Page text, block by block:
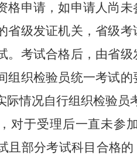
格申请 ，如申请人尚未
省级发证机关 ，省级考
。考试合格后，由省
组织检验员统一考试
际情况自行组织检验员
，对于受理后一直未参
且部分考试科目合格